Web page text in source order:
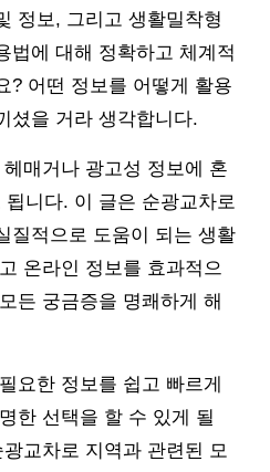
정보, 그리고 생활밀착형
법에 대해 정확하고 체계적
? 어떤 정보를 어떻게 활용
셨을 거라 생각합니다.
매거나 광고성 정보에 혼
니다. 이 글은 순광교차로
질적으로 도움이 되는 생활
온라인 정보를 효과적으
든 궁금증을 명쾌하게 해
요한 정보를 쉽고 빠르게
한 선택을 할 수 있게 될
교차로 지역과 관련된 모